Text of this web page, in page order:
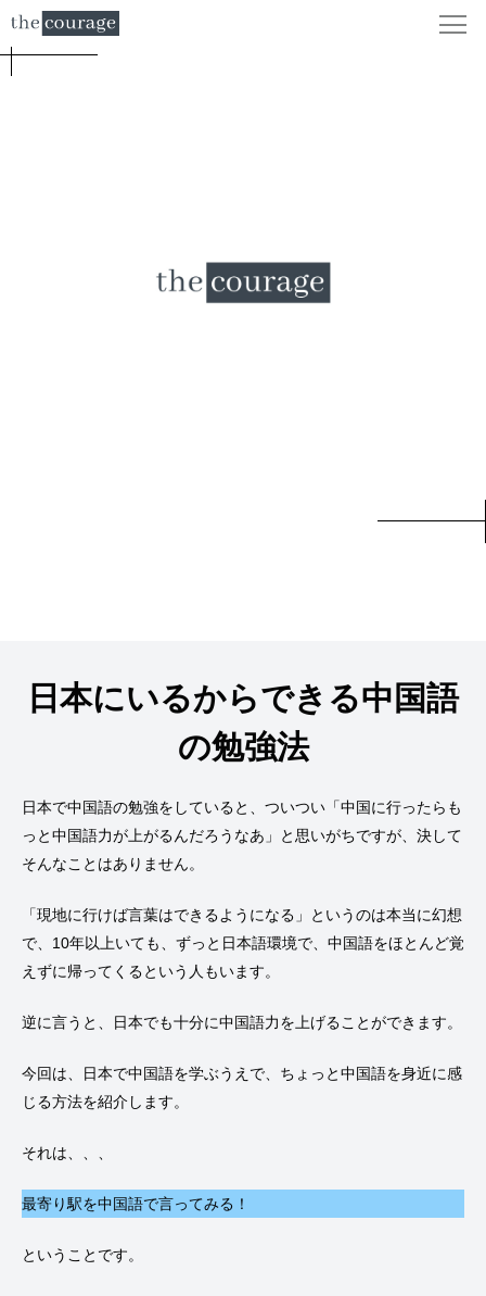
日本にいるからできる中国語
の勉強法
日本で中国語の勉強をしていると、ついつい「中国に行ったらも
っと中国語力が上がるんだろうなあ」と思いがちですが、決して
そんなことはありません。
「現地に行けば言葉はできるようになる」というのは本当に幻想
で、10年以上いても、ずっと日本語環境で、中国語をほとんど覚
えずに帰ってくるという人もいます。
逆に言うと、日本でも十分に中国語力を上げることができます。
今回は、日本で中国語を学ぶうえで、ちょっと中国語を身近に感
じる方法を紹介します。
それは、、、
最寄り駅を中国語で言ってみる！
ということです。